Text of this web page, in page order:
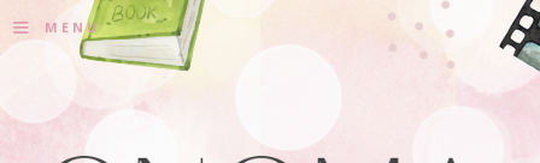
≡ MENU